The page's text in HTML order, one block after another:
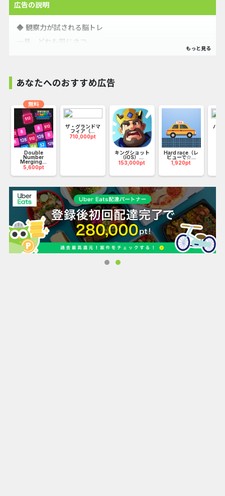
広告の説明
◆ 観察力が試される脳トレ
一見、どれも同じネコ。
◆ 誰でもすぐに楽しめる間違いさがし
ちょっとした暇つぶし・ひまつぶしにも、
じっくり頭を使いたいときにもぴったり。
見つけた瞬間の「いた!」がクセになる。
さまざまな姿のネコたちが待つステージを巡りながら、
ゲーム感覚でひまつぶしに次々と挑戦できる。
観ることは、心を澄ませること。
違いに気づく力は、日常の中でも活きてくる。
さあ、あなたの眼を研ぎ澄ませ。
九匹の中から、見つけよう！
あなたへのおすすめ広告
Double
Number
Merging...
5,600pt
無料
ザ・グランドマ
フィア（...
710,000pt
キングショット
（iOS）...
153,000pt
Hard race（レ
ビューで☆...
1,920pt
パズ